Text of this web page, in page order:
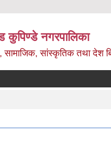
कुपिण्डे नगरपालिका
सामाजिक, सांस्कृतिक तथा देश